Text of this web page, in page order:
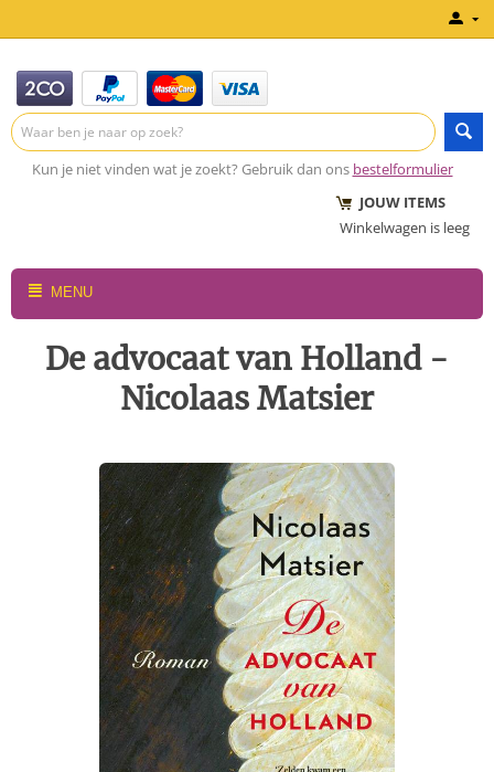
Kun je niet vinden wat je zoekt? Gebruik dan ons bestelformulier
JOUW ITEMS
Winkelwagen is leeg
MENU
De advocaat van Holland -
Nicolaas Matsier